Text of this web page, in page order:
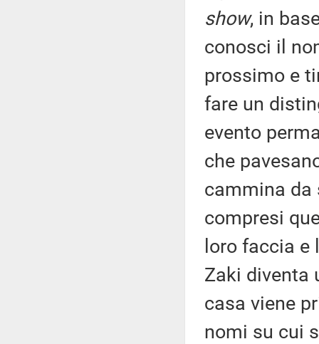
show, in
conosci il
prossimo e
fare un
evento
che
cammina da
compresi
loro faccia
Zaki diventa
casa viene
nomi su cui